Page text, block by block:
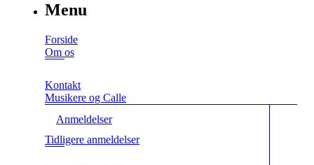
Menu
Forside
Om os
Kontakt
Musikere og Calle
Anmeldelser
Tidligere anmeldelser